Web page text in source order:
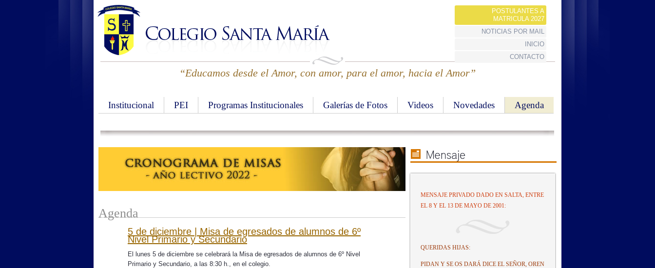
POSTULANTES A
MATRICULA 2027
NOTICIAS POR MAIL
INICIO
CONTACTO
“Educamos desde el Amor, con amor, para el amor, hacia el Amor”
Institucional PEI Programas Institucionales Galerías de Fotos Videos Novedades Agenda
Agenda
5 de diciembre | Misa de egresados de alumnos de 6º
Nivel Primario y Secundario
El lunes 5 de diciembre se celebrará la Misa de egresados de alumnos de 6º Nivel
Primario y Secundario, a las 8:30 h., en el colegio.
MENSAJE PRIVADO DADO EN SALTA, ENTRE
EL 8 Y EL 13 DE MAYO DE 2001:
QUERIDAS HIJAS:
PIDAN Y SE OS DARÁ DICE EL SEÑOR, OREN